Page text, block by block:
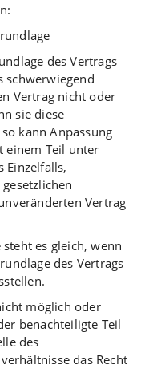
des Vertrags
schwerwiegend
Vertrag nicht oder
sie diese
kann Anpassung
einem Teil unter
Einzelfalls,
Vertrag
es gleich, wenn
des Vertrags
möglich oder
benachteiligte Teil
des
das Recht